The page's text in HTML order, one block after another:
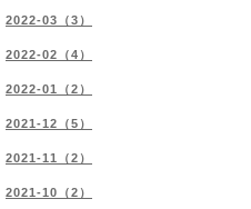
2022-03（3）
2022-02（4）
2022-01（2）
2021-12（5）
2021-11（2）
2021-10（2）